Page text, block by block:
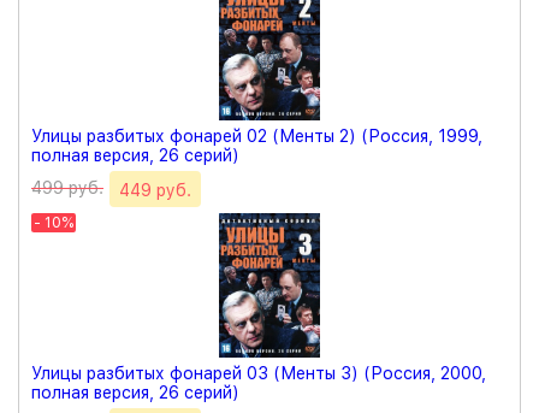
Улицы разбитых фонарей 02 (Менты 2) (Россия, 1999,
полная версия, 26 серий)
499 руб.
449 руб.
- 10%
Улицы разбитых фонарей 03 (Менты 3) (Россия, 2000,
полная версия, 26 серий)